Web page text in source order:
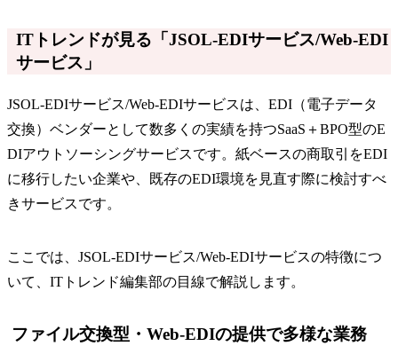
ITトレンドが見る「JSOL-EDIサービス/Web-EDI
サービス」
​​JSOL-EDIサービス/Web-EDIサービスは、EDI（電子データ
交換）ベンダーとして数多くの実績を持つSaaS＋BPO型のE
DIアウトソーシングサービスです。紙ベースの商取引をEDI
に移行したい企業や、既存のEDI環境を見直す際に検討すべ
きサービスです。
ここでは、JSOL-EDIサービス/Web-EDIサービスの特徴につ
いて、ITトレンド編集部の目線で解説します。
ファイル交換型・Web-EDIの提供で多様な業務